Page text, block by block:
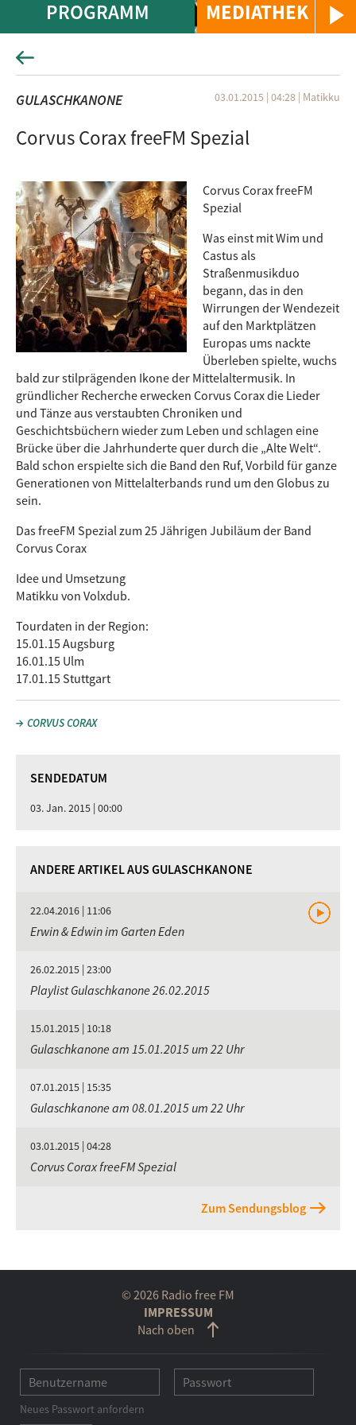
MEDIATHEK
PROGRAMM
GULASCHKANONE 03.01.2015 | 04:28 | Matikku
Corvus Corax freeFM Spezial
Corvus Corax freeFM
Spezial
Was einst mit Wim und
Castus als
Straßenmusikduo
begann, das in den
Wirrungen der Wendezeit
auf den Marktplätzen
Europas ums nackte
Überleben spielte, wuchs
bald zur stilprägenden Ikone der Mittelaltermusik. In
gründlicher Recherche erwecken Corvus Corax die Lieder
und Tänze aus verstaubten Chroniken und
Geschichtsbüchern wieder zum Leben und schlagen eine
Brücke über die Jahrhunderte quer durch die „Alte Welt“.
Bald schon erspielte sich die Band den Ruf, Vorbild für ganze
Generationen von Mittelalterbands rund um den Globus zu
sein.
Das freeFM Spezial zum 25 Jährigen Jubiläum der Band
Corvus Corax
Idee und Umsetzung
Matikku von Volxdub.
Tourdaten in der Region:
15.01.15 Augsburg
16.01.15 Ulm
17.01.15 Stuttgart
CORVUS CORAX
SENDEDATUM
03. Jan. 2015 | 00:00
ANDERE ARTIKEL AUS GULASCHKANONE
22.04.2016 | 11:06
Erwin & Edwin im Garten Eden
26.02.2015 | 23:00
Playlist Gulaschkanone 26.02.2015
15.01.2015 | 10:18
Gulaschkanone am 15.01.2015 um 22 Uhr
07.01.2015 | 15:35
Gulaschkanone am 08.01.2015 um 22 Uhr
03.01.2015 | 04:28
Corvus Corax freeFM Spezial
Zum Sendungsblog
© 2026 Radio free FM
IMPRESSUM
Nach oben
Neues Passwort anfordern